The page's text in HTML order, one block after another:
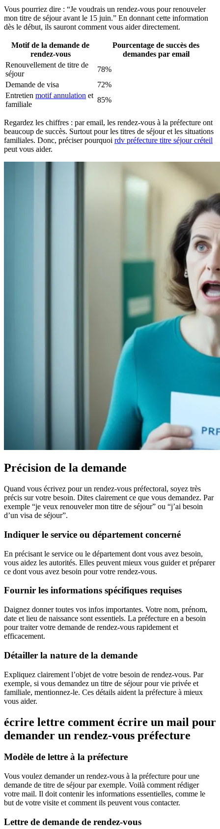
Vous pourriez dire : “Je voudrais un rendez-vous pour renouveler
mon titre de séjour avant le 15 juin.” En donnant cette information
dès le début, ils sauront comment vous aider directement.
Motif de la demande de
rendez-vous
Pourcentage de succès des
demandes par email
Renouvellement de titre de
séjour
78%
Demande de visa
72%
Entretien motif annulation et
familiale
85%
Regardez les chiffres : par email, les rendez-vous à la préfecture ont
beaucoup de succès. Surtout pour les titres de séjour et les situations
familiales. Donc, préciser pourquoi rdv préfecture titre séjour créteil
peut vous aider.
Précision de la demande
Quand vous écrivez pour un rendez-vous préfectoral, soyez très
précis sur votre besoin. Dites clairement ce que vous demandez. Par
exemple “je veux renouveler mon titre de séjour” ou “j’ai besoin
d’un visa de séjour”.
Indiquer le service ou département concerné
En précisant le service ou le département dont vous avez besoin,
vous aidez les autorités. Elles peuvent mieux vous guider et préparer
ce dont vous avez besoin pour votre rendez-vous.
Fournir les informations spécifiques requises
Daignez donner toutes vos infos importantes. Votre nom, prénom,
date et lieu de naissance sont essentiels. La préfecture en a besoin
pour traiter votre demande de rendez-vous rapidement et
efficacement.
Détailler la nature de la demande
Expliquez clairement l’objet de votre besoin de rendez-vous. Par
exemple, si vous demandez un titre de séjour pour vie privée et
familiale, mentionnez-le. Ces détails aident la préfecture à mieux
vous aider.
écrire lettre comment écrire un mail pour
demander un rendez-vous préfecture
Modèle de lettre à la préfecture
Vous voulez demander un rendez-vous à la préfecture pour une
demande de titre de séjour par exemple. Voilà comment rédiger
votre mail. Il doit contenir les informations essentielles, comme le
but de votre visite et comment ils peuvent vous contacter.
Lettre de demande de rendez-vous